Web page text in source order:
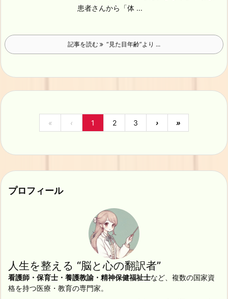
患者さんから「体 ...
記事を読む “見た目年齢”より ...
« ‹ 1 2 3 › »
プロフィール
人生を整える “脳と心の翻訳者”
看護師・保育士・養護教諭・精神保健福祉士など、複数の国家資
格を持つ医療・教育の専門家。